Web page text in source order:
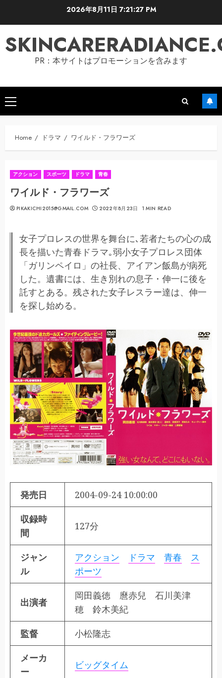
2026年8月11日 7:21:28 PM
PR：本サイトはプロモーションを含みます
Primary
Menu
Home ドラマ ワイルド・フラワーズ
アクション スポーツ ドラマ 青春
ワイルド・フラワーズ
PIKAKICHI2015@GMAIL.COM 2022年8月23日 1 MIN READ
女子プロレスの世界を舞台に､若者たちの心の成
長を描いた青春ドラマ｡弱小女子プロレス団体
「ガリンペイロ」の社長、アイアン飯島が病死
した。遺書には、生き別れの息子・伸一に後を
託すとある。残された女子レスラー達は、伸一
を探し始める。
発売日 2004-09-24 10:00:00
収録時
間
127分
ジャン
ル
アクション ドラマ 青春
ス
ポーツ
出演者
岡田義徳 麿赤兒 石川美津
穂 鈴木美紀
監督 小松隆志
メーカ
ー
ビッグタイム